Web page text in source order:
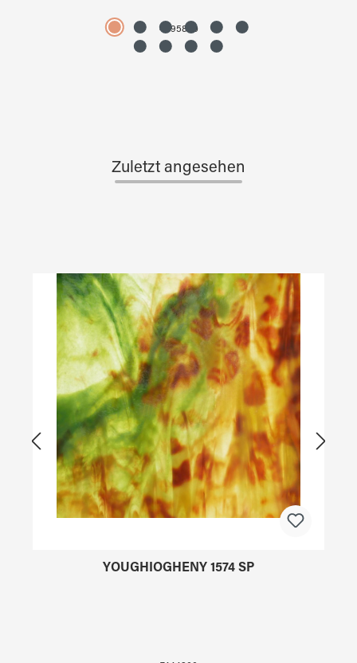
4595890
Zuletzt angesehen
Produktgalerie überspringen
YOUGHIOGHENY 1574 SP